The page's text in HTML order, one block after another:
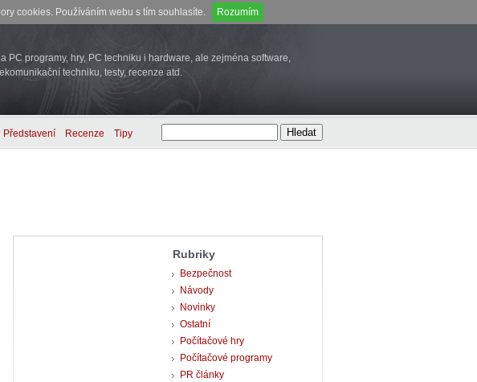
cookies. Používáním webu s tím souhlasíte. Rozumím
PC programy, hry, PC techniku i hardware, ale zejména software,
techniku, testy, recenze atd.
Představení Recenze Tipy
Rubriky
Bezpečnost
Návody
Novinky
Ostatní
Počítačové hry
Počítačové programy
PR články